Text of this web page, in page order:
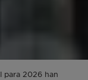
para 2026 han